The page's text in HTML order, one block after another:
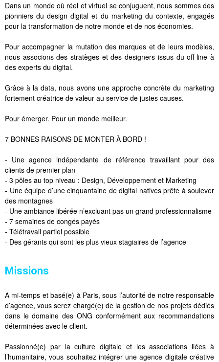
Dans un monde où réel et virtuel se conjuguent, nous sommes des
pionniers du design digital et du marketing du contexte, engagés
pour la transformation de notre monde et de nos économies.
Pour accompagner la mutation des marques et de leurs modèles,
nous associons des stratèges et des designers issus du off-line à
des experts du digital.
Grâce à la data, nous avons une approche concrète du marketing
fortement créatrice de valeur au service de justes causes.
Pour émerger. Pour un monde meilleur.
7 BONNES RAISONS DE MONTER À BORD !
- Une agence indépendante de référence travaillant pour des
clients de premier plan
- 3 pôles au top niveau : Design, Développement et Marketing
- Une équipe d’une cinquantaine de digital natives prête à soulever
des montagnes
- Une ambiance libérée n’excluant pas un grand professionnalisme
- 7 semaines de congés payés
- Télétravail partiel possible
- Des gérants qui sont les plus vieux stagiaires de l’agence
Missions
A mi-temps et basé(e) à Paris, sous l’autorité de notre responsable
d’agence, vous serez chargé(e) de la gestion de nos projets dédiés
dans le domaine des ONG conformément aux recommandations
déterminées avec le client.
Passionné(e) par la culture digitale et les associations liées à
l’humanitaire, vous souhaitez intégrer une agence digitale créative